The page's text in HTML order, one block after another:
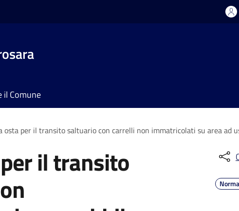
il Comune
osta per il transito saltuario con carrelli non immatricolati su area ad
il transito